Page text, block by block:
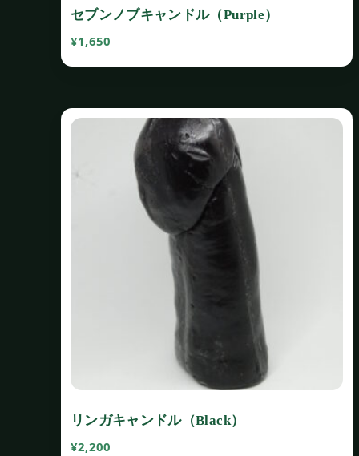
セブンノブキャンドル（Purple）
¥1,650
リンガキャンドル（Black）
¥2,200